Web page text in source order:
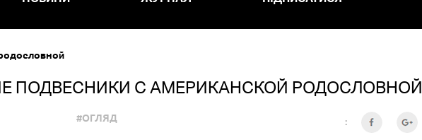
ПОДВЕСНИКИ С АМЕРИКАНСКОЙ РОДОСЛОВНОЙ
#ОГЛЯД :